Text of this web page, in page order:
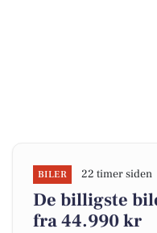
BILER 22 timer siden
De billigste
fra 44.990 kr